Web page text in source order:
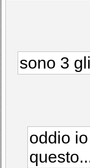
sono 3
oddio